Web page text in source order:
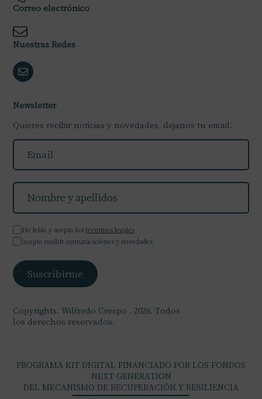
Correo electrónico
Nuestras Redes
Newsletter
Quieres recibir noticias y novedades, dejanos tu email.
He leído y acepto los términos legales
Acepto recibir comunicaciones y novedades
Copyrights. Wilfredo Crespo , 2026. Todos
los derechos reservados.
PROGRAMA KIT DIGITAL FINANCIADO POR LOS FONDOS
NEXT GENERATION
DEL MECANISMO DE RECUPERACIÓN Y RESILIENCIA